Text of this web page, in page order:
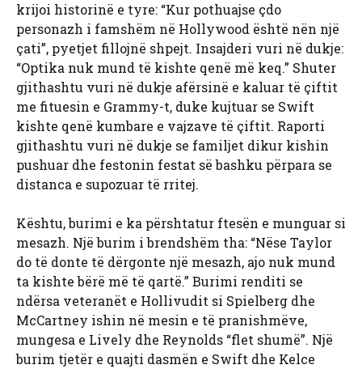
krijoi historinë e tyre: “Kur pothuajse çdo
personazh i famshëm në Hollywood është nën një
çati”, pyetjet fillojnë shpejt. Insajderi vuri në dukje:
“Optika nuk mund të kishte qenë më keq.” Shuter
gjithashtu vuri në dukje afërsinë e kaluar të çiftit
me fituesin e Grammy-t, duke kujtuar se Swift
kishte qenë kumbare e vajzave të çiftit. Raporti
gjithashtu vuri në dukje se familjet dikur kishin
pushuar dhe festonin festat së bashku përpara se
distanca e supozuar të rritej.
Kështu, burimi e ka përshtatur ftesën e munguar si
mesazh. Një burim i brendshëm tha: “Nëse Taylor
do të donte të dërgonte një mesazh, ajo nuk mund
ta kishte bërë më të qartë.” Burimi renditi se
ndërsa veteranët e Hollivudit si Spielberg dhe
McCartney ishin në mesin e të pranishmëve,
mungesa e Lively dhe Reynolds “flet shumë”. Një
burim tjetër e quajti dasmën e Swift dhe Kelce